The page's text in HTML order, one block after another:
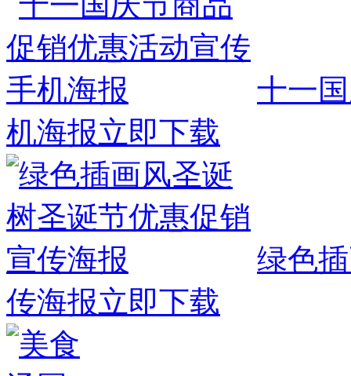
十一
机海报立即下载
绿色
传海报立即下载